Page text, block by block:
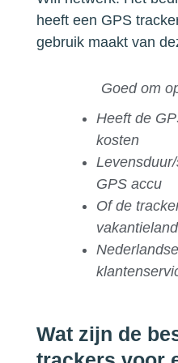
heeft een GPS
gebruik maakt van
Goed om
Heeft de
kosten
GPS accu
Of de
vakantieland
Nederlandse
Wat zijn de